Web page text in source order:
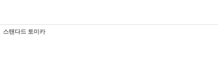
스탠다드 토미카